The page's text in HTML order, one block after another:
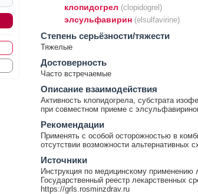
клопидогрел (clopidogrel)
элсульфавирин (elsulfavirine)
Cтепень серьёзности/тяжести
Тяжелые
Достоверность
Часто встречаемые
Описание взаимодействия
Активность клопидогрела, субстрата
при совместном приеме с
Рекомендации
Применять с особой осторожностью в
отсутствии возможности альтернативных
Источники
Инструкция по медицинскому применению
Государственный реестр лекарственных
https://grls.rosminzdrav.ru